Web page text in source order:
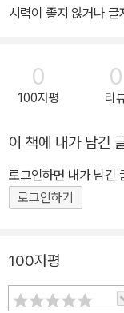
시력이 좋지 않거나 글
은 무엇인가요? 세상
리즈’ “누구에게나 기쁨의 순간은 똑같을까?” 마인드빌딩의 문학 브
랜드, 달로와에서 선
일이 누군가에겐 끔찍한 순간인 걸까? 기
는 작업이다. 우리 모
정이다. 누구도 행복으
라고 인정하지 않았던
여 우리의 다양성이 되기를 바란다. ‘기쁨 시리
는 기쁨〉 모든 어른의 마음속엔 영원히 자라지 않는 아이가 있다. 그
아이는 어른이 숨기고
0
100자평
0
리
이 책에 내가 남긴
로그인하면 내가 남긴
로그인하기
100자평